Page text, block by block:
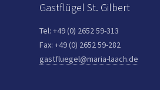
Gastflügel St. Gilbert
Tel: +49 (0) 2652 59-313
Fax: +49 (0) 2652 59-282
gastfluegel@maria-laach.de